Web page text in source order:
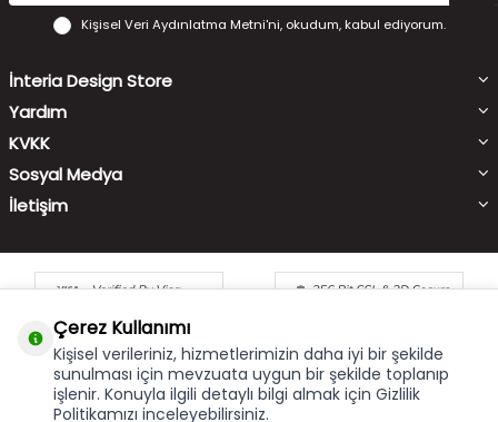
Kişisel Veri Aydınlatma Metni'ni, okudum, kabul ediyorum.
İnteria Design Store
Yardım
KVKK
Sosyal Medya
İletişim
Çerez Kullanımı
Çerez Kullanımı
Kişisel verileriniz, hizmetlerimizin daha iyi bir şekilde
sunulması için mevzuata uygun bir şekilde toplanıp
işlenir. Konuyla ilgili detaylı bilgi almak için Gizlilik
Politikamızı inceleyebilirsiniz.